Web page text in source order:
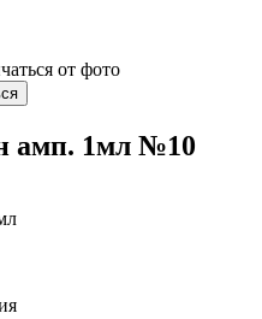
от фото
амп. 1мл №10